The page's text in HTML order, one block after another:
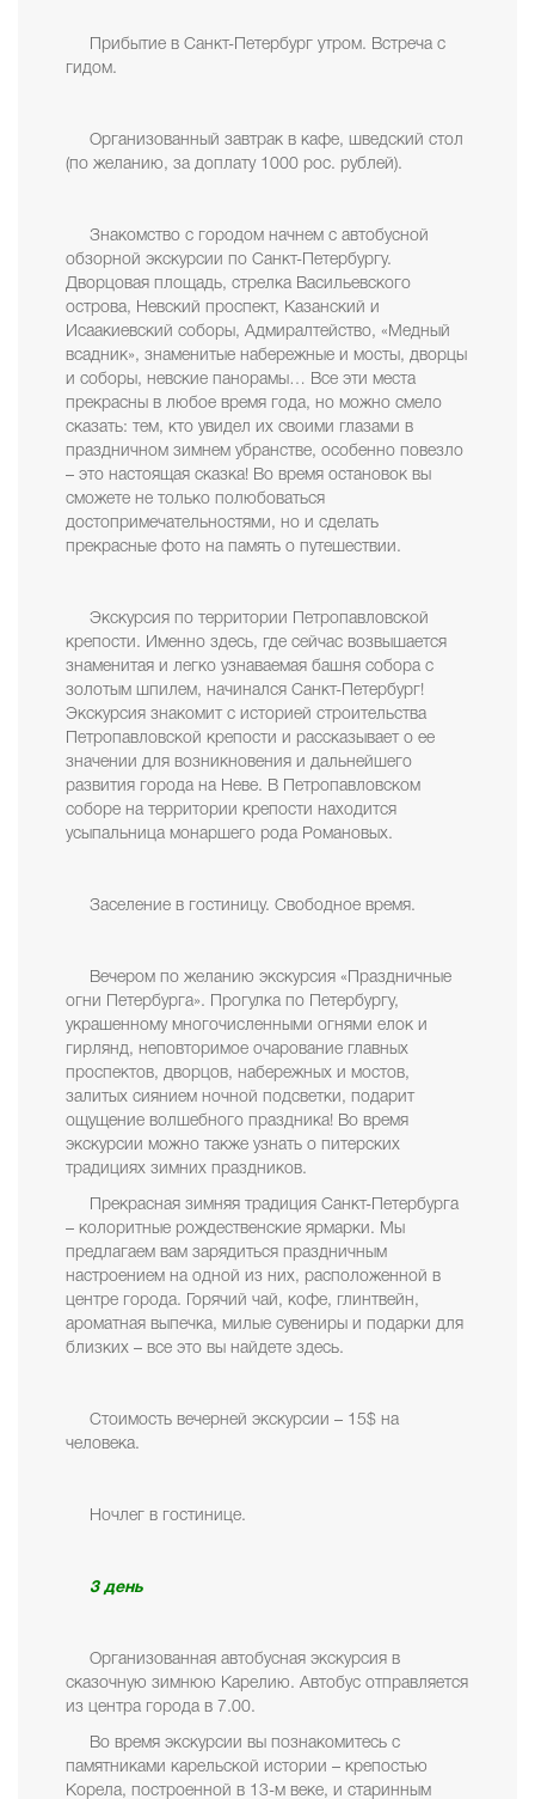
Прибытие в Санкт-Петербург утром. Встреча с
гидом.
Организованный завтрак в кафе, шведский стол
(по желанию, за доплату 1000 рос. рублей).
Знакомство с городом начнем с автобусной
обзорной экскурсии по Санкт-Петербургу.
Дворцовая площадь, стрелка Васильевского
острова, Невский проспект, Казанский и
Исаакиевский соборы, Адмиралтейство, «Медный
всадник», знаменитые набережные и мосты, дворцы
и соборы, невские панорамы… Все эти места
прекрасны в любое время года, но можно смело
сказать: тем, кто увидел их своими глазами в
праздничном зимнем убранстве, особенно повезло
– это настоящая сказка! Во время остановок вы
сможете не только полюбоваться
достопримечательностями, но и сделать
прекрасные фото на память о путешествии.
Экскурсия по территории Петропавловской
крепости. Именно здесь, где сейчас возвышается
знаменитая и легко узнаваемая башня собора с
золотым шпилем, начинался Санкт-Петербург!
Экскурсия знакомит с историей строительства
Петропавловской крепости и рассказывает о ее
значении для возникновения и дальнейшего
развития города на Неве. В Петропавловском
соборе на территории крепости находится
усыпальница монаршего рода Романовых.
Заселение в гостиницу. Свободное время.
Вечером по желанию экскурсия «Праздничные
огни Петербурга». Прогулка по Петербургу,
украшенному многочисленными огнями елок и
гирлянд, неповторимое очарование главных
проспектов, дворцов, набережных и мостов,
залитых сиянием ночной подсветки, подарит
ощущение волшебного праздника! Во время
экскурсии можно также узнать о питерских
традициях зимних праздников.
Прекрасная зимняя традиция Санкт-Петербурга
– колоритные рождественские ярмарки. Мы
предлагаем вам зарядиться праздничным
настроением на одной из них, расположенной в
центре города. Горячий чай, кофе, глинтвейн,
ароматная выпечка, милые сувениры и подарки для
близких – все это вы найдете здесь.
Стоимость вечерней экскурсии – 15$ на
человека.
Ночлег в гостинице.
3 день
Организованная автобусная экскурсия в
сказочную зимнюю Карелию. Автобус отправляется
из центра города в 7.00.
Во время экскурсии вы познакомитесь с
памятниками карельской истории – крепостью
Корела, построенной в 13-м веке, и старинным